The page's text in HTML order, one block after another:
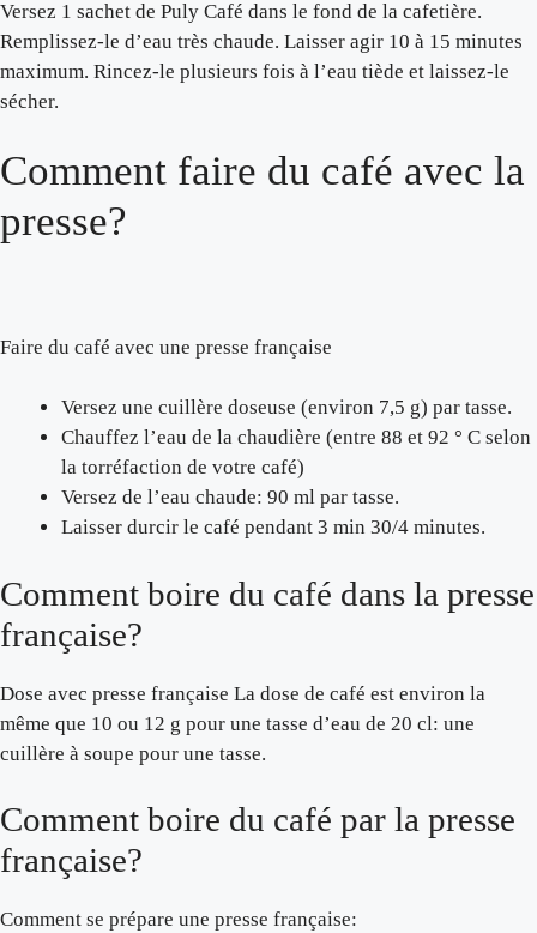
Versez 1 sachet de Puly Café dans le fond de la cafetière.
Remplissez-le d’eau très chaude. Laisser agir 10 à 15 minutes
maximum. Rincez-le plusieurs fois à l’eau tiède et laissez-le
sécher.
Comment faire du café avec la
presse?
Faire du café avec une presse française
Versez une cuillère doseuse (environ 7,5 g) par tasse.
Chauffez l’eau de la chaudière (entre 88 et 92 ° C selon
la torréfaction de votre café)
Versez de l’eau chaude: 90 ml par tasse.
Laisser durcir le café pendant 3 min 30/4 minutes.
Comment boire du café dans la presse
française?
Dose avec presse française La dose de café est environ la
même que 10 ou 12 g pour une tasse d’eau de 20 cl: une
cuillère à soupe pour une tasse.
Comment boire du café par la presse
française?
Comment se prépare une presse française: